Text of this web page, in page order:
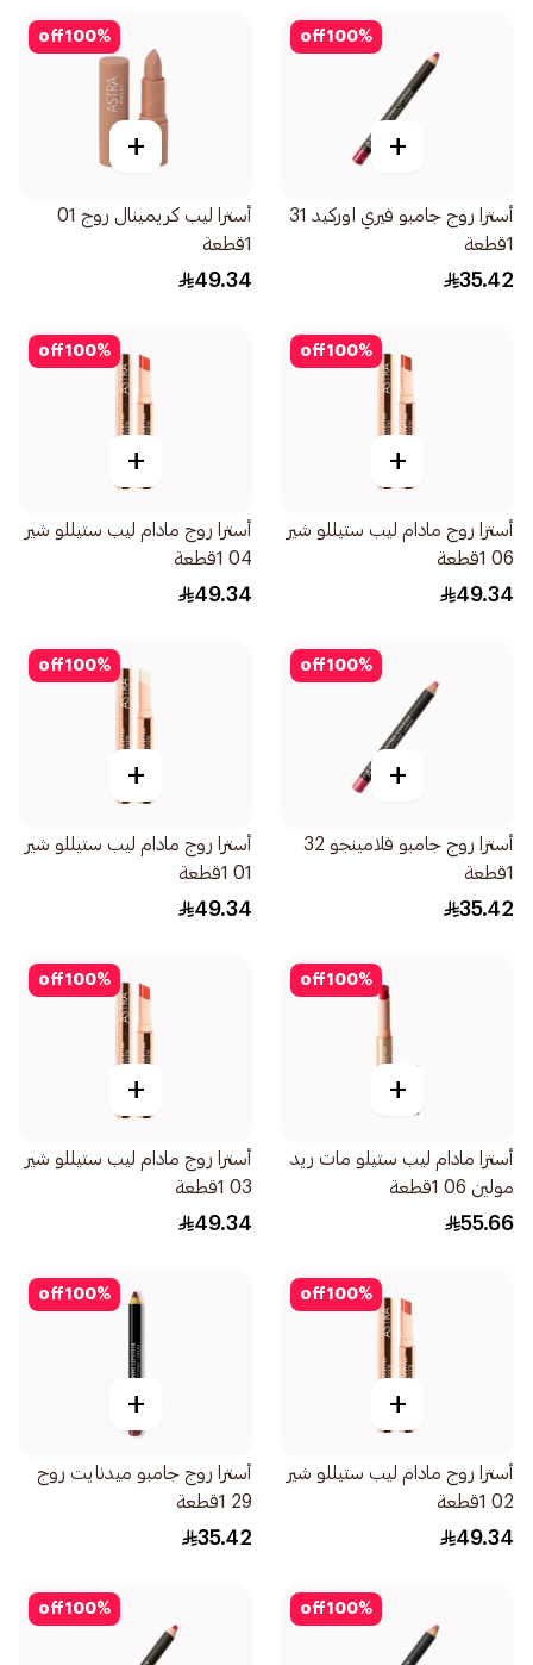
100%
off
+
أسترا روج جامبو فيري اوركيد 31
1قطعة
35.42
100%
off
+
أسترا ليب كريمينال روج 01
1قطعة
49.34
100%
off
+
أسترا روج مادام ليب ستيللو شير
06 1قطعة
49.34
100%
off
+
أسترا روج مادام ليب ستيللو شير
04 1قطعة
49.34
100%
off
+
أسترا روج جامبو فلامينجو 32
1قطعة
35.42
100%
off
+
أسترا روج مادام ليب ستيللو شير
01 1قطعة
49.34
100%
off
+
أسترا مادام ليب ستيلو مات ريد
مولين 06 1قطعة
55.66
100%
off
+
أسترا روج مادام ليب ستيللو شير
03 1قطعة
49.34
100%
off
+
أسترا روج مادام ليب ستيللو شير
02 1قطعة
49.34
100%
off
+
أسترا روج جامبو ميدنايت روج
29 1قطعة
35.42
100%
off
100%
off